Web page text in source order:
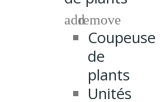
addremove
Coupeuse
de
plants
Unités